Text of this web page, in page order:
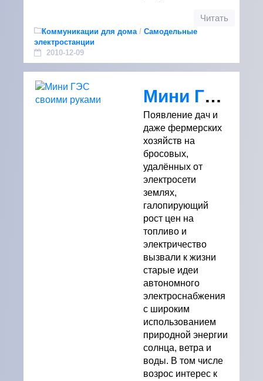
Читать
Коммуникации для дома/ Самодельные
электростанции
2010-12-09
Мини ГЭС своими руками
Появление дач и
даже фермерских
хозяйств на
бросовых,
удалённых от
электросети
землях,
галопирующий
рост цен на
топливо и
электричество
вызвали к жизни
старые идеи
автономного
электроснабжения
с широким
использованием
природной энергии
солнца, ветра и
воды. В том числе
возрос интерес к